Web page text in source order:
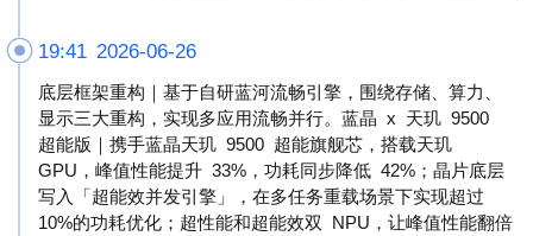
19:41 2026-06-26
底层框架重构｜基于自研蓝河流畅引擎，围绕存储、算力、
显示三大重构，实现多应用流畅并行。蓝晶 x 天玑 9500
超能版｜携手蓝晶天玑 9500 超能旗舰芯，搭载天玑
GPU，峰值性能提升 33%，功耗同步降低 42%；晶片底层
写入「超能效并发引擎」，在多任务重载场景下实现超过
10%的功耗优化；超性能和超能效双 NPU，让峰值性能翻倍